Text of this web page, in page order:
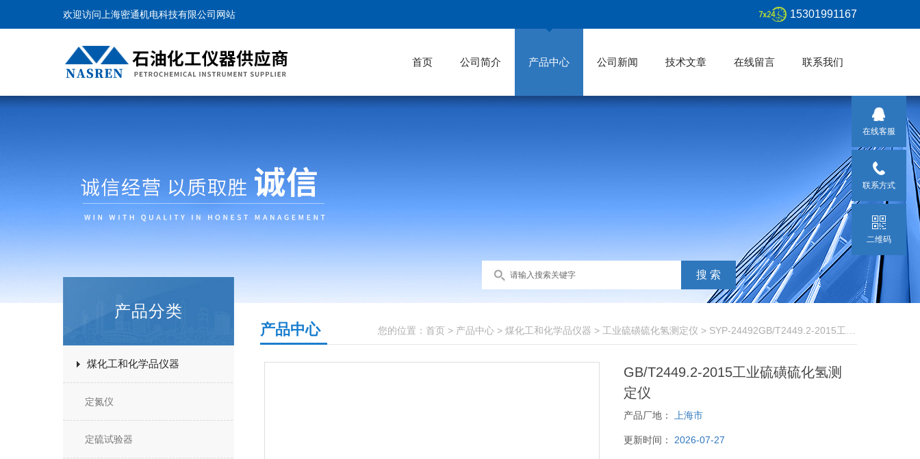
欢迎访问上海密通机电科技有限公司网站 15301991167
首页 公司简介 产品中心 公司新闻 技术文章 在线留言 联系我们
产品分类
煤化工和化学品仪器
定氮仪
定硫试验器
您的位置： 首页 > 产品中心 > 煤化工和化学品仪器 > 工业硫磺硫化氢测定仪 > SYP-24492GB/T2449.2-2015工业硫磺硫化氢测定仪
产品中心
GB/T2449.2-2015工业硫磺硫化氢测
定仪
产品厂地： 上海市
更新时间： 2026-07-27
在线客服
联系方式
二维码